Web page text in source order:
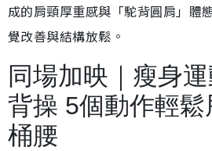
成的肩頸厚重感與「駝背圓肩」體
覺改善與結構放鬆。
同場加映｜瘦身
背操 5個動作輕
桶腰